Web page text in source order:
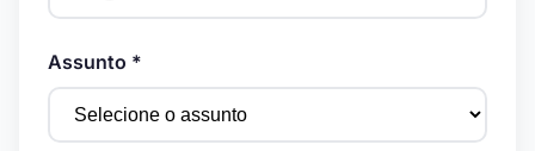
Assunto *